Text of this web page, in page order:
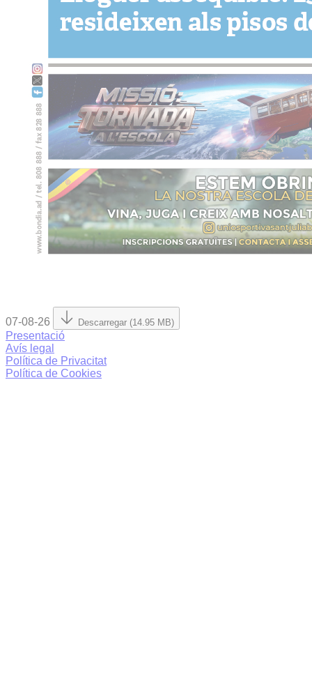
07-08-26 Descarregar (14.95 MB)
Presentació
Avís legal
Política de Privacitat
Política de Cookies